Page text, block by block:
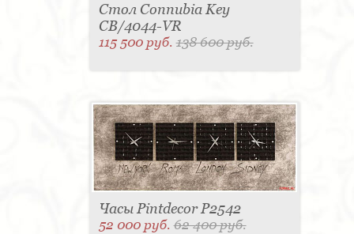
Стол Connubia Key
CB/4044-VR
115 500 руб.138 600 руб.
Часы Pintdecor P2542
52 000 руб.62 400 руб.